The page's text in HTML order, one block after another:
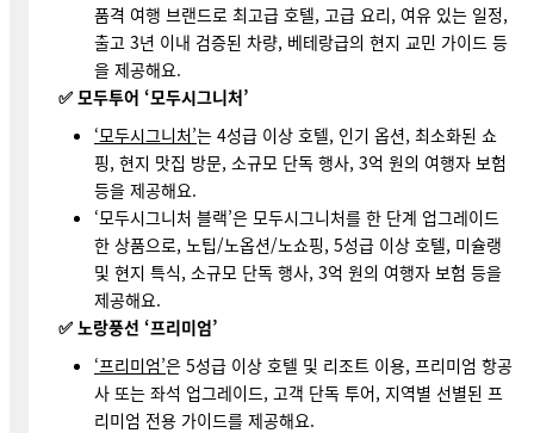
품격 여행 브랜드로 최고급 호텔, 고급 요리, 여유 있는 일정,
출고 3년 이내 검증된 차량, 베테랑급의 현지 교민 가이드 등
을 제공해요.
✅ 모두투어 ‘모두시그니처’
‘모두시그니처’는 4성급 이상 호텔, 인기 옵션, 최소화된 쇼
핑, 현지 맛집 방문, 소규모 단독 행사, 3억 원의 여행자 보험
등을 제공해요.
‘모두시그니처 블랙’은 모두시그니처를 한 단계 업그레이드
한 상품으로, 노팁/노옵션/노쇼핑, 5성급 이상 호텔, 미슐랭
및 현지 특식, 소규모 단독 행사, 3억 원의 여행자 보험 등을
제공해요.
✅ 노랑풍선 ‘프리미엄’
‘프리미엄’은 5성급 이상 호텔 및 리조트 이용, 프리미엄 항공
사 또는 좌석 업그레이드, 고객 단독 투어, 지역별 선별된 프
리미엄 전용 가이드를 제공해요.